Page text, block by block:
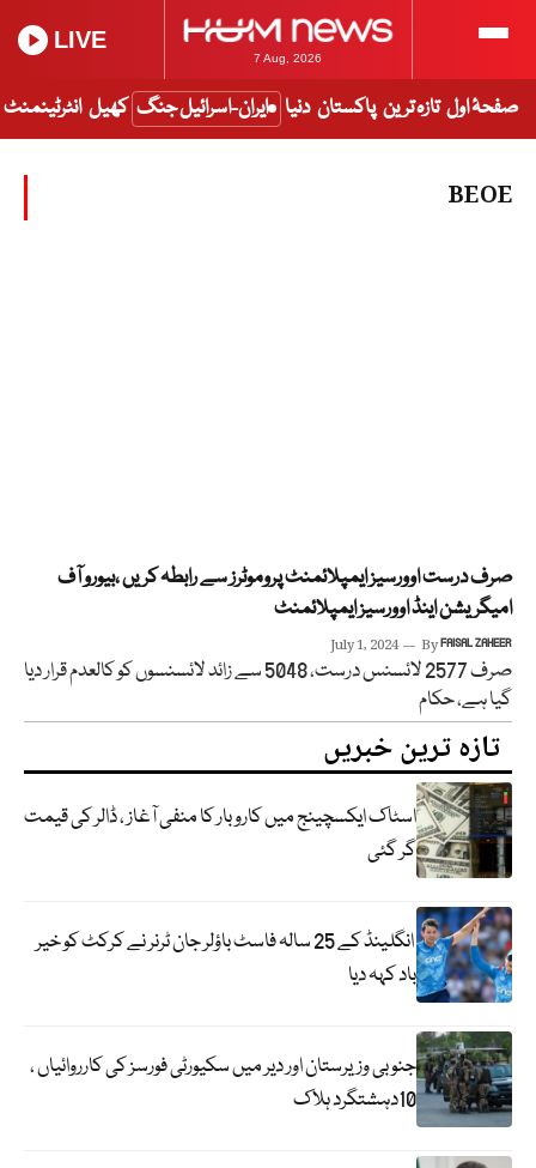
7 Aug, 2026
LIVE
صفحۂ اول تازہ ترین پاکستان دنیا ایران-اسرائیل جنگ کھیل انٹرٹینمنٹ
BEOE
صرف درست اوورسیز ایمپلائمنٹ پروموٹرز سے رابطہ کریں ،بیورو آف
امیگریشن اینڈ اوورسیز ایمپلائمنٹ
July 1, 2024 ByFAISAL ZAHEER
صرف 2577 لائسنس درست، 5048 سے زائد لائسنسوں کو کالعدم قرار دیا
گیا ہے، حکام
تازہ ترین خبریں
اسٹاک ایکسچینج میں کاروبار کا منفی آغاز ، ڈالر کی قیمت
گر گئی
انگلینڈ کے 25 سالہ فاسٹ باؤلر جان ٹرنر نے کرکٹ کو خیر
باد کہہ دیا
جنوبی وزیرستان اور دیر میں سکیورٹی فورسز کی کارروائیاں ،
10دہشتگرد ہلاک